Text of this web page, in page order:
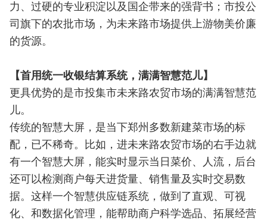
力、过硬的专业积淀以及国企带来的强背书；市投公
司旗下的农批市场，为未来路市场提供上游物美价廉
的货源。
【首用统一收银结算系统，满满智慧范儿】
更具优势的是市投集市未来路农贸市场的满满智慧范
儿。
传统的智慧大屏，是当下郑州多数新建菜市场的标
配，已不稀奇。比如，进未来路农贸市场的右手边就
有一个智慧大屏，能实时显示当日菜价、人流，后台
还可以检测商户每天进货量、销售量及实时交易数
据。这样一个智慧供应链系统，做到了直观、可视
化、和数据化管理，能帮助商户科学选品、拓展经营